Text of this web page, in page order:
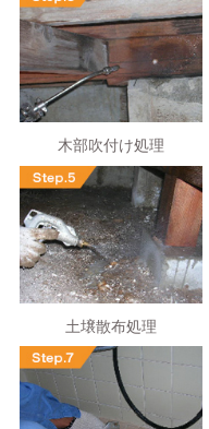
木部吹付け処理
土壌散布処理